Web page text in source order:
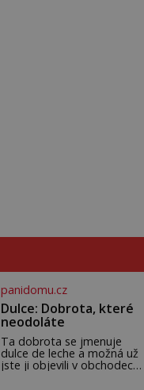
panidomu.cz
Dulce: Dobrota, které
neodoláte
Ta dobrota se jmenuje
dulce de leche a možná už
jste ji objevili v obchodech.